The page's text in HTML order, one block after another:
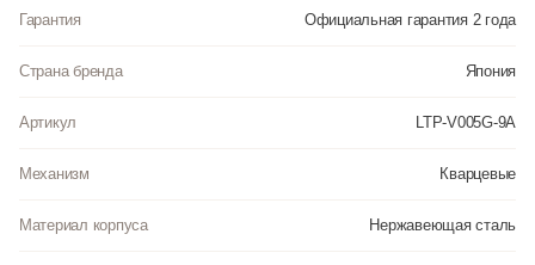
Гарантия Официальная гарантия 2 года
Страна бренда Япония
Артикул LTP-V005G-9A
Механизм Кварцевые
Материал корпуса Нержавеющая сталь